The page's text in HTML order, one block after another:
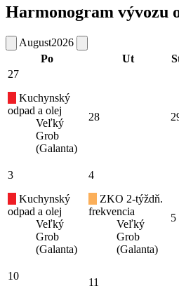
Harmonogram vývozu
August2026
Po
Ut
27
Kuchynský
odpad a olej
Veľký
Grob
(Galanta)
28
3
Kuchynský
odpad a olej
Veľký
Grob
(Galanta)
4
ZKO 2-týždň.
frekvencia
Veľký
Grob
(Galanta)
5
10
11